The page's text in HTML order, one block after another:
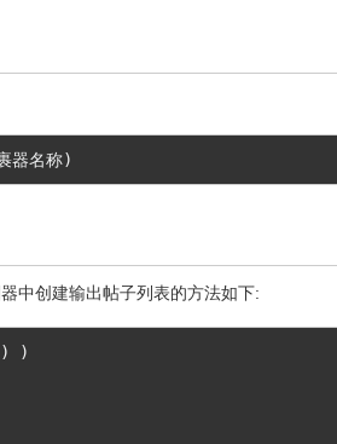
器名称)
中创建输出帖子列表的方法如下:
)